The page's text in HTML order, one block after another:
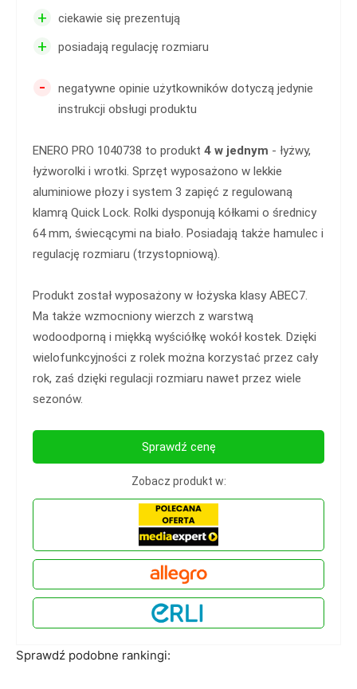
+ ciekawie się prezentują
+ posiadają regulację rozmiaru
-
negatywne opinie użytkowników dotyczą jedynie
instrukcji obsługi produktu
ENERO PRO 1040738 to produkt 4 w jednym - łyżwy,
łyżworolki i wrotki. Sprzęt wyposażono w lekkie
aluminiowe płozy i system 3 zapięć z regulowaną
klamrą Quick Lock. Rolki dysponują kółkami o średnicy
64 mm, świecącymi na biało. Posiadają także hamulec i
regulację rozmiaru (trzystopniową).
Produkt został wyposażony w łożyska klasy ABEC7.
Ma także wzmocniony wierzch z warstwą
wodoodporną i miękką wyściółkę wokół kostek. Dzięki
wielofunkcyjności z rolek można korzystać przez cały
rok, zaś dzięki regulacji rozmiaru nawet przez wiele
sezonów.
Sprawdź cenę
Zobacz produkt w:
Sprawdź podobne rankingi: